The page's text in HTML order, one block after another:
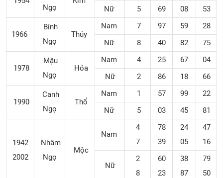
Ngọ
Nữ
5 69 08 53
1966
Bính
Ngọ
Thủy
Nam 7 97 59
28
Nữ
8 40 82 75
1978
Mậu
Ngọ
Hỏa
Nam 4 25 67
04
Nữ
2 86 18 66
1990
Canh
Ngọ
Thổ
Nam 1 57 99
22
Nữ
5 03 45 81
1942
2002
Nhâm
Ngọ
Mộc
Nam
4
7
78
39
24
05
47
16
Nữ
2
8
60
23
38
87
79
50